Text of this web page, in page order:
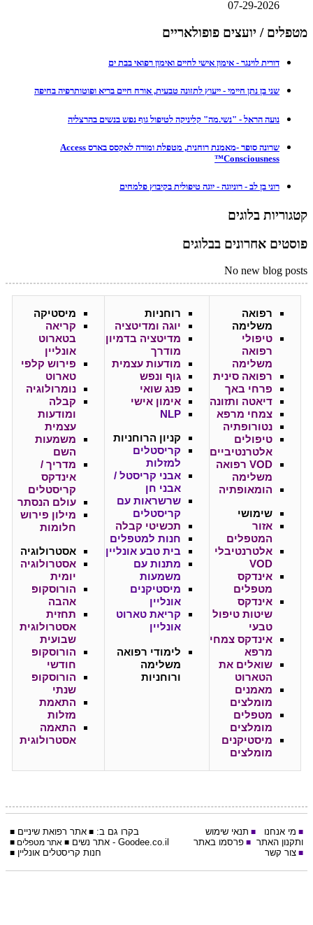
07-29-2026
מטפלים / יועצים פופולאריים
דורית לוינגר - אימון אישי לחיים ואימון רפואי בבת ים
שני בן נתן חיימי - ייעוץ לתזונה טבעית, אורח חיים בריא ופוטותרפיה בחיפה
נועה הראל - "נשי.מה" קליניקה לטיפול גוף נפש בנשים בהרצליה
שרונה סופר -מאמנת רוחנית, מטפלת ומורה לאקסס בארס Access
Consciousness™
רוני בן לב - רוניוגה - יוגה טיפולית בקיבוץ פלמחים
קטגוריות בלוגים
פוסטים אחרונים בבלוגים
No new blog posts
רפואה
משלימה
טיפולי
רפואה
משלימה
רפואה סינית
פרחי באך
דיאטה ותזונה
צמחי מרפא
נטורופתיה
טיפולים
אלטרנטיביים
VOD רפואה
משלימה
הומאופתיה
שימושי
אזור
המטפלים
אלטרנטיבלי
VOD
אינדקס
מטפלים
אינדקס
שיטות טיפול
טבעי
אינדקס צמחי
מרפא
שואלים את
הטארוט
מאמנים
מומלצים
מטפלים
מומלצים
מיסטיקנים
מומלצים
רוחניות
יוגה ומדיטציה
מדיטציה בדמיון
מודרך
מודעות עצמית
גוף ונפש
פנג שואי
אימון אישי
NLP
קניון הרוחניות
קריסטלים
למזלות
אבני קריסטל /
אבני חן
שרשראות עם
קריסטלים
תכשיטי קבלה
חנות למטפלים
בית טבע אונליין
מתנות עם
משמעות
מיסטיקנים
אונליין
קריאת טארוט
אונליין
לימודי רפואה
משלימה
ורוחניות
מיסטיקה
קריאה
בטארוט
אונליין
פירוש קלפי
טארוט
נומרולוגיה
קבלה
ומודעות
עצמית
משמעות
השם
מדריך /
אינדקס
קריסטלים
עולם הנסתר
מילון פירוש
חלומות
אסטרולוגיה
אסטרולוגיה
יומית
הורוסקופ
אהבה
תחזית
אסטרולוגית
שבועית
הורוסקופ
חודשי
הורוסקופ
שנתי
התאמת
מזלות
התאמה
אסטרולוגית
■ מי אנחנו ■ תנאי שימוש
ותקנון האתר ■ פרסמו באתר
■ צור קשר
בקרו גם ב: ■ אתר רפואת שיניים ■
Goodee.co.il - אתר נשים ■ אתר מטפלים ■
חנות קריסטלים אונליין ■